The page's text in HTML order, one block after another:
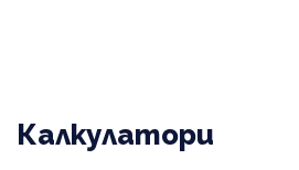
Калкулатори